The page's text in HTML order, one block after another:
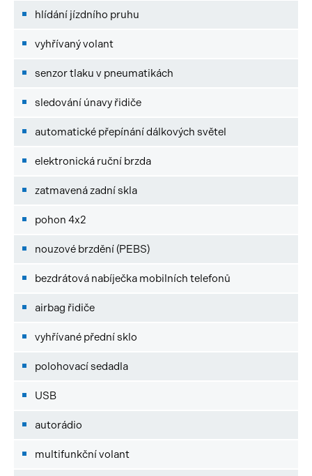
hlídání jízdního pruhu
vyhřívaný volant
senzor tlaku v pneumatikách
sledování únavy řidiče
automatické přepínání dálkových světel
elektronická ruční brzda
zatmavená zadní skla
pohon 4x2
nouzové brzdění (PEBS)
bezdrátová nabíječka mobilních telefonů
airbag řidiče
vyhřívané přední sklo
polohovací sedadla
USB
autorádio
multifunkční volant